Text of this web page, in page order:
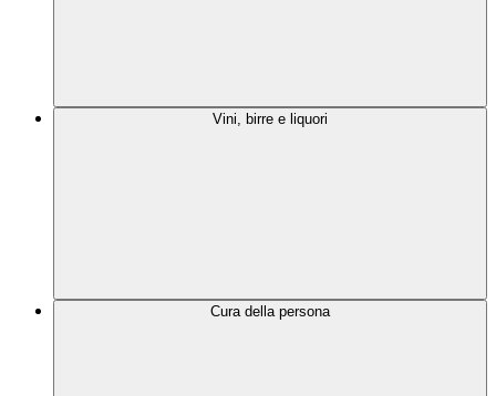
Vini, birre e liquori
Cura della persona